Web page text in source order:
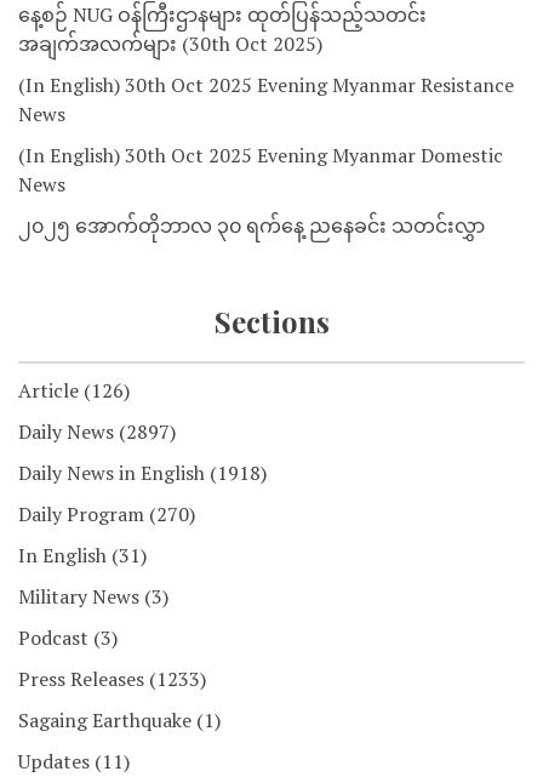
နေ့စဉ် NUG ဝန်ကြီးဌာနများ ထုတ်ပြန်သည့်သတင်း
အချက်အလက်များ (30th Oct 2025)
(In English) 30th Oct 2025 Evening Myanmar Resistance
News
(In English) 30th Oct 2025 Evening Myanmar Domestic
News
၂၀၂၅ အောက်တိုဘာလ ၃၀ ရက်နေ့ ညနေခင်း သတင်းလွှာ
Sections
Article (126)
Daily News (2897)
Daily News in English (1918)
Daily Program (270)
In English (31)
Military News (3)
Podcast (3)
Press Releases (1233)
Sagaing Earthquake (1)
Updates (11)